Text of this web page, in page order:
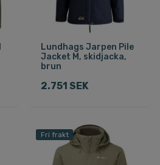
Lundhags Jarpen Pile
Jacket M, skidjacka,
brun
2.751 SEK
Fri frakt